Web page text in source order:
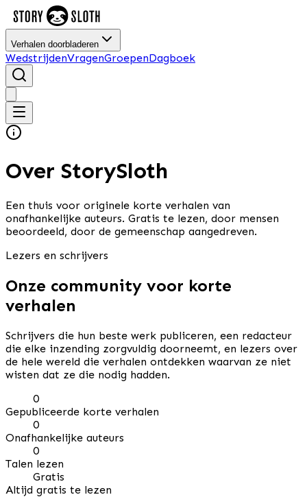
Verhalen doorbladeren
WedstrijdenVragenGroepenDagboek
Over StorySloth
Een thuis voor originele korte verhalen van
onafhankelijke auteurs. Gratis te lezen, door mensen
beoordeeld, door de gemeenschap aangedreven.
Lezers en schrijvers
Onze community voor korte
verhalen
Schrijvers die hun beste werk publiceren, een redacteur
die elke inzending zorgvuldig doorneemt, en lezers over
de hele wereld die verhalen ontdekken waarvan ze niet
wisten dat ze die nodig hadden.
0
Gepubliceerde korte verhalen
0
Onafhankelijke auteurs
0
Talen lezen
Gratis
Altijd gratis te lezen